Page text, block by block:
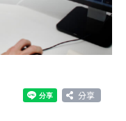
分享